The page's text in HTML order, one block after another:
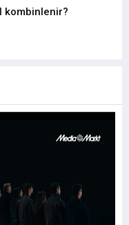
kombinlenir?